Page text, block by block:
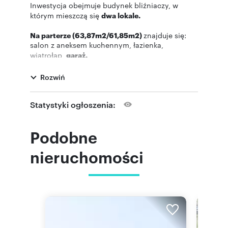
Inwestycja obejmuje budynek bliźniaczy, w
którym mieszczą się dwa lokale.
Na parterze (63,87m2/61,85m2)znajduje się:
salon z aneksem kuchennym, łazienka,
wiatrołap, garaż.
garderoba oraz łazienka.
Na poddaszustrych, który można zaaranżować
na kolejną sypialnię, pokój rekreacyjny, etc.
dziennego oraz widok na ogród.
Dogodna lokalizacja!
W pobliżu sklep, przystanek autobusowy.
Nieopodal szkoła podstawowa oraz
Rozwiń
Statystyki ogłoszenia:
Podobne
nieruchomości